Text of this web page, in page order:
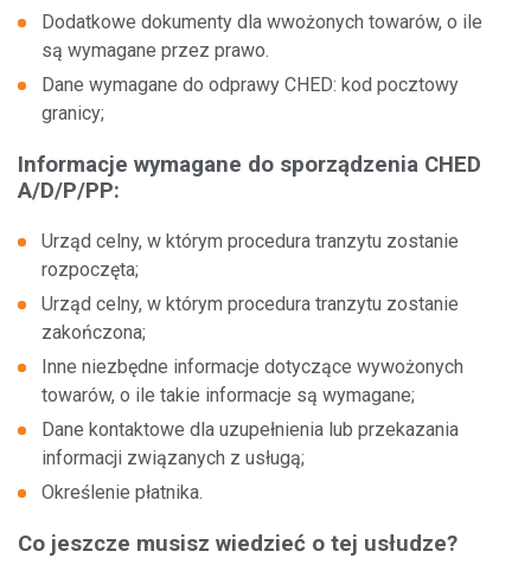
Projekty unijne
Punkty obsługi klientów
Dodatkowe dokumenty dla wwożonych towarów, o ile
są wymagane przez prawo.
Dane wymagane do odprawy CHED: kod pocztowy
granicy;
Informacje wymagane do sporządzenia CHED
A/D/P/PP:
Urząd celny, w którym procedura tranzytu zostanie
rozpoczęta;
Urząd celny, w którym procedura tranzytu zostanie
zakończona;
Inne niezbędne informacje dotyczące wywożonych
towarów, o ile takie informacje są wymagane;
Dane kontaktowe dla uzupełnienia lub przekazania
informacji związanych z usługą;
Określenie płatnika.
Co jeszcze musisz wiedzieć o tej usłudze?